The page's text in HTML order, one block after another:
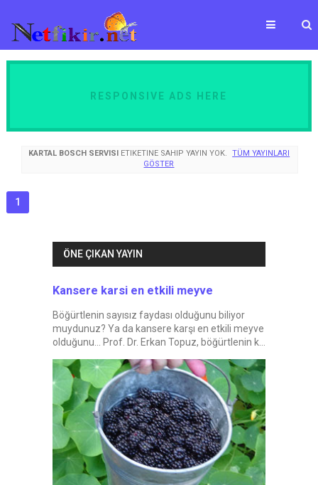
RESPONSIVE ADS HERE
KARTAL BOSCH SERVISI ETIKETINE SAHIP YAYIN YOK.
TÜM YAYINLARI
GÖSTER
1
ÖNE ÇIKAN YAYIN
Kansere karsi en etkili meyve
Böğürtlenin sayısız faydası olduğunu biliyor
muydunuz? Ya da kansere karşı en etkili meyve
olduğunu... Prof. Dr. Erkan Topuz, böğürtlenin k...